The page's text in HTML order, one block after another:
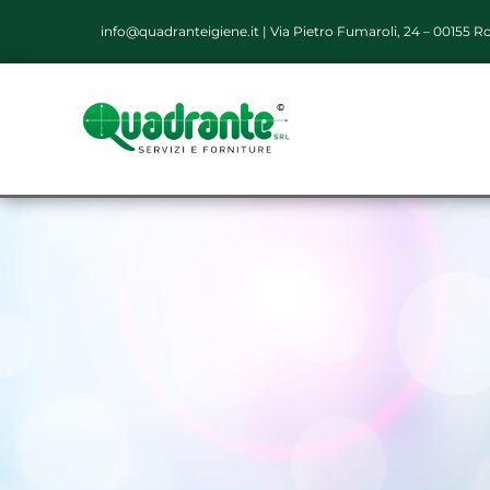
info@quadranteigiene.it | Via Pietro Fumaroli, 24 – 00155